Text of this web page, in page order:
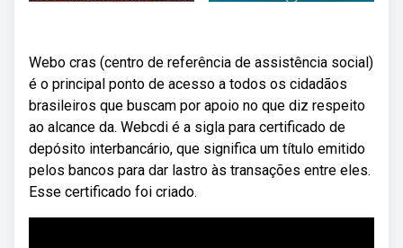
Webo cras (centro de referência de assistência social)
é o principal ponto de acesso a todos os cidadãos
brasileiros que buscam por apoio no que diz respeito
ao alcance da. Webcdi é a sigla para certificado de
depósito interbancário, que significa um título emitido
pelos bancos para dar lastro às transações entre eles.
Esse certificado foi criado.